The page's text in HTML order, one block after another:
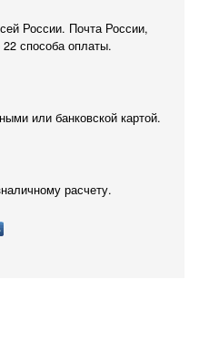
России. Почта России,
способа оплаты.
или банковской картой.
расчету.